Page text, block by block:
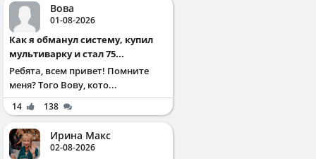
Вова
01-08-2026
Как я обманул систему, купил
мультиварку и стал 75...
Ребята, всем привет! Помните
меня? Того Вову, кото...
14 138
Ирина Макс
02-08-2026